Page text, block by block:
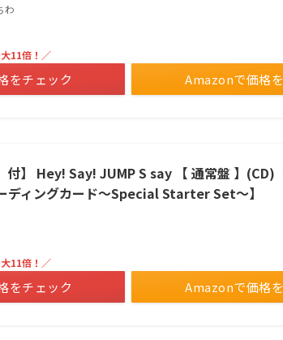
わ
Amazonで価格
11倍！／
をチェック
付】 Hey! Say! JUMP S say 【 通常盤 】
ディングカード～Special Starter Set～】
Amazonで価格
11倍！／
をチェック